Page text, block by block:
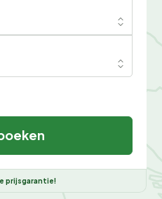
prijsgarantie!